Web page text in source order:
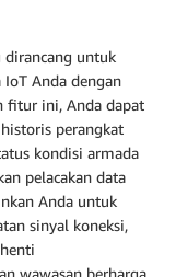
dirancang untuk
Anda dengan
fitur ini, Anda dapat
perangkat
kondisi armada
pelacakan data
Anda untuk
sinyal koneksi,
wawasan berharga